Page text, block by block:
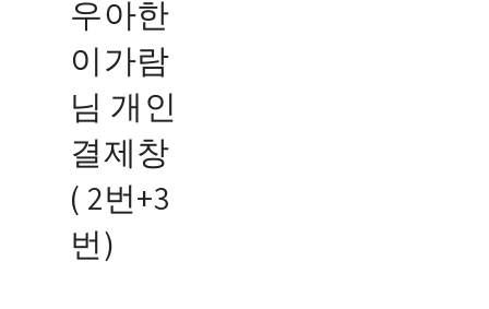
우아한
이가람
님 개인
결제창
( 2번+3
번)